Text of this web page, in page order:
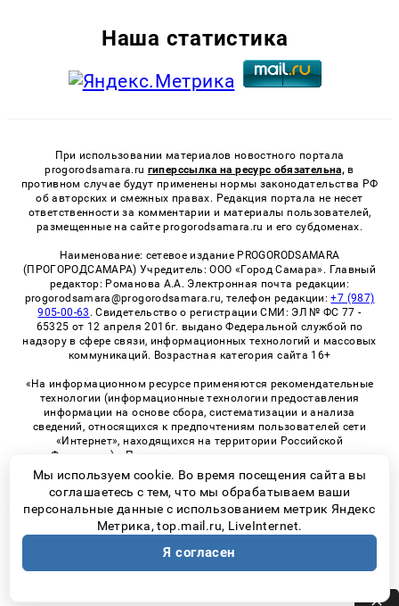
Наша статистика
При использовании материалов новостного портала
progorodsamara.ru гиперссылка на ресурс обязательна, в
противном случае будут применены нормы законодательства РФ
об авторских и смежных правах. Редакция портала не несет
ответственности за комментарии и материалы пользователей,
размещенные на сайте progorodsamara.ru и его субдоменах.
Наименование: сетевое издание PROGORODSAMARA
(ПРОГОРОДСАМАРА) Учредитель: ООО «Город Самара». Главный
редактор: Романова А.А. Электронная почта редакции:
progorodsamara@progorodsamara.ru, телефон редакции:+7 (987)
905-00-63 . Свидетельство о регистрации СМИ: ЭЛ № ФС 77 -
65325 от 12 апреля 2016г. выдано Федеральной службой по
надзору в сфере связи, информационных технологий и массовых
коммуникаций. Возрастная категория сайта 16+
«На информационном ресурсе применяются рекомендательные
технологии (информационные технологии предоставления
информации на основе сбора, систематизации и анализа
сведений, относящихся к предпочтениям пользователей сети
«Интернет», находящихся на территории Российской
Федерации)». Правила применения рекомендательных
технологий в виджетах рекламно-обменной сети
«СМИ2» (PDF)
© 2026 «ProGorodSamara» | Все права защищены
Возрастная категория сайта 16+
Политика конфиденциальности
Мы используем cookie. Во время посещения сайта вы
соглашаетесь с тем, что мы обрабатываем ваши
персональные данные с использованием метрик Яндекс
Метрика, top.mail.ru, LiveInternet.
Я согласен